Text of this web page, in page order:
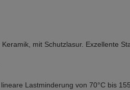
mit Schutzlasur. Exzellente
Lastminderung von 70°C bis